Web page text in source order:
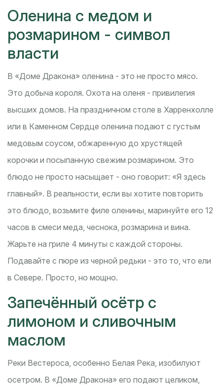
Оленина с медом и
розмарином - символ
власти
В «Доме Дракона» оленина - это не просто мясо.
Это добыча короля. Охота на оленя - привилегия
высших домов. На праздничном столе в Харренхолле
или в Каменном Сердце оленина подают с густым
медовым соусом, обжаренную до хрустящей
корочки и посыпанную свежим розмарином. Это
блюдо не просто насыщает - оно говорит: «Я здесь
главный». В реальности, если вы хотите повторить
это блюдо, возьмите филе оленины, маринуйте его 12
часов в смеси меда, чеснока, розмарина и вина.
Жарьте на гриле 4 минуты с каждой стороны.
Подавайте с пюре из черной редьки - это то, что ели
в Севере. Просто, но мощно.
Запечённый осётр с
лимоном и сливочным
маслом
Реки Вестероса, особенно Белая Река, изобилуют
осетром. В «Доме Дракона» его подают целиком,